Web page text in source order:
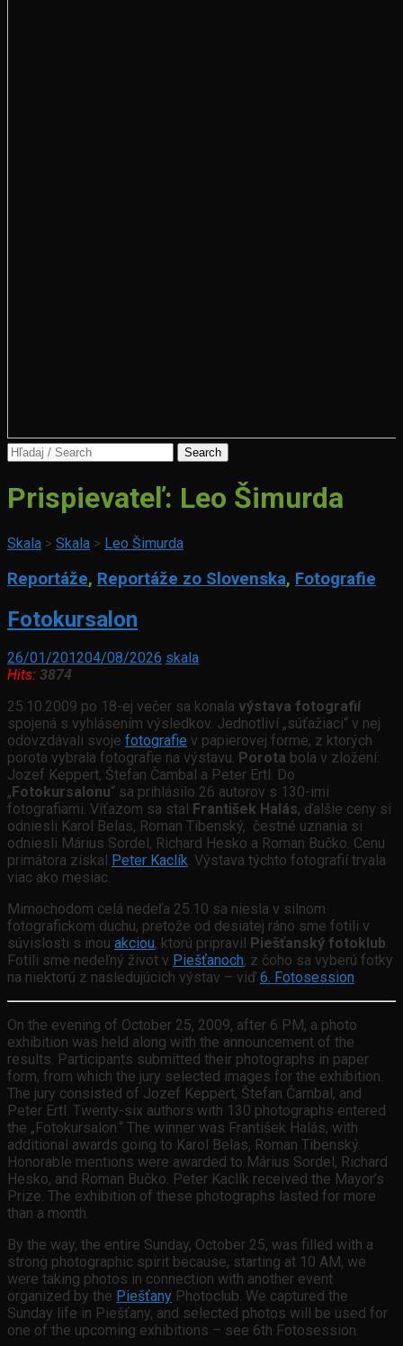
Search
Prispievateľ: Leo Šimurda
Skala > Skala > Leo Šimurda
Reportáže, Reportáže zo Slovenska, Fotografie
Fotokursalon
26/01/201204/08/2026 skala
Hits: 3874
25.10.2009 po 18-ej večer sa konala výstava fotografií
spojená s vyhlásením výsledkov. Jednotliví „súťažiaci“ v nej
odovzdávali svoje fotografie v papierovej forme, z ktorých
porota vybrala fotografie na výstavu. Porota bola v zložení:
Jozef Keppert, Štefan Čambal a Peter Ertl. Do
„ Fotokursalonu“ sa prihlásilo 26 autorov s 130-imi
fotografiami. Víťazom sa stal
František Halás, ďalšie ceny si
odniesli Karol Belas, Roman Tibenský, čestné uznania si
odniesli Márius Sordel, Richard Hesko a Roman Bučko. Cenu
primátora získal
Peter Kaclík. Výstava týchto fotografií trvala
viac ako mesiac.
Mimochodom celá nedeľa 25.10 sa niesla v silnom
fotografickom duchu, pretože od desiatej ráno sme fotili v
súvislosti s inou akciou, ktorú pripravil Piešťanský fotoklub.
Fotili sme nedeľný život v Piešťanoch, z čoho sa vyberú fotky
na niektorú z nasledujúcich výstav – viď 6. Fotosession.
On the evening of October 25, 2009, after 6 PM, a photo
exhibition was held along with the announcement of the
results. Participants submitted their photographs in paper
form, from which the jury selected images for the exhibition.
The jury consisted of Jozef Keppert, Štefan Čambal, and
Peter Ertl. Twenty-six authors with 130 photographs entered
the „Fotokursalon.“ The winner was František Halás, with
additional awards going to Karol Belas, Roman Tibenský.
Honorable mentions were awarded to Márius Sordel, Richard
Hesko, and Roman Bučko. Peter Kaclík received the Mayor’s
Prize. The exhibition of these photographs lasted for more
than a month.
By the way, the entire Sunday, October 25, was filled with a
strong photographic spirit because, starting at 10 AM, we
were taking photos in connection with another event
organized by the Piešťany Photoclub. We captured the
Sunday life in Piešťany, and selected photos will be used for
one of the upcoming exhibitions – see 6th Fotosession.